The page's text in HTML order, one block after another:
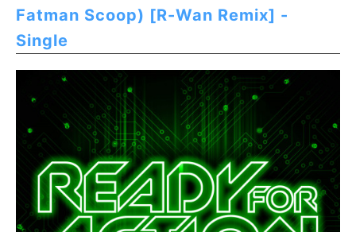
Fatman Scoop) [R-Wan Remix] -
Single